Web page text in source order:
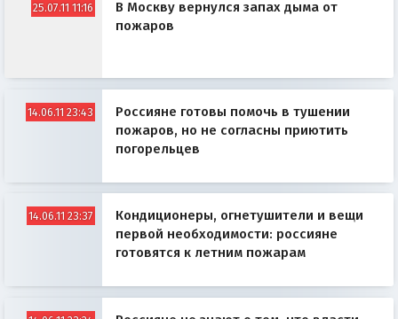
25.07.11 11:16
В Москву вернулся запах дыма от
пожаров
14.06.11 23:43
Россияне готовы помочь в тушении
пожаров, но не согласны приютить
погорельцев
14.06.11 23:37
Кондиционеры, огнетушители и вещи
первой необходимости: россияне
готовятся к летним пожарам